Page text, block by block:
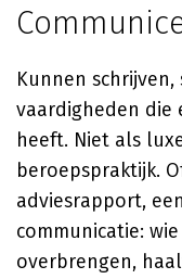
Kunnen
vaardigheden die
heeft. Niet als
beroepspraktijk.
adviesrapport,
communicatie:
overbrengen,